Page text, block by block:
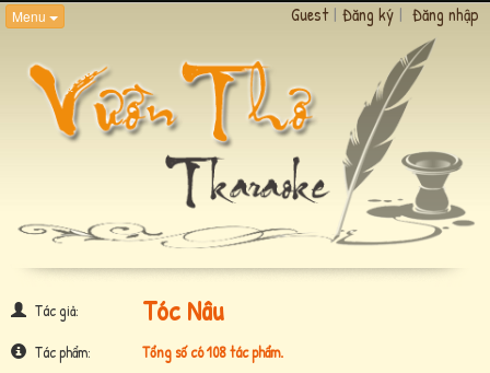
Menu Guest | Đăng ký | Đăng nhập
Tác giả: Tóc Nâu
Tác phẩm:
Tổng số có 108 tác phẩm.